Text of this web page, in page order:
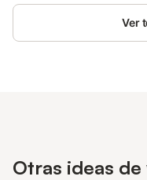
acceso se efectúa a
Ver
Otras ideas